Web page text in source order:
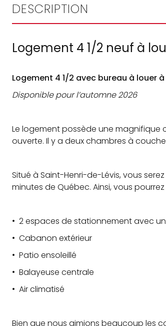
DESCRIPTION
Logement 4 1/2 neuf à
Logement 4 1/2 avec bureau à louer
Disponible pour l’automne 2026
Le logement possède une magnifique
ouverte. Il y a deux chambres à
Situé à Saint-Henri-de-Lévis, vous
minutes de Québec. Ainsi, vous
• 2 espaces de stationnement avec
• Cabanon extérieur
• Patio ensoleillé
• Balayeuse centrale
• Air climatisé
Bien que nous aimions beaucoup les